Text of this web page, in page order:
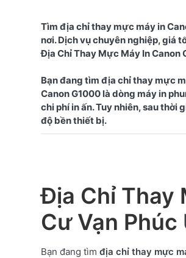
Tìm địa chỉ thay mực máy in
nơi. Dịch vụ chuyên nghiệp, giá
Địa Chỉ Thay Mực Máy In Canon
Bạn đang tìm địa chỉ thay mực
Canon G1000 là dòng máy in
chi phí in ấn. Tuy nhiên, sau
Địa Chỉ Thay
Cư Vạn Phúc
Bạn đang tìm địa chỉ thay mực